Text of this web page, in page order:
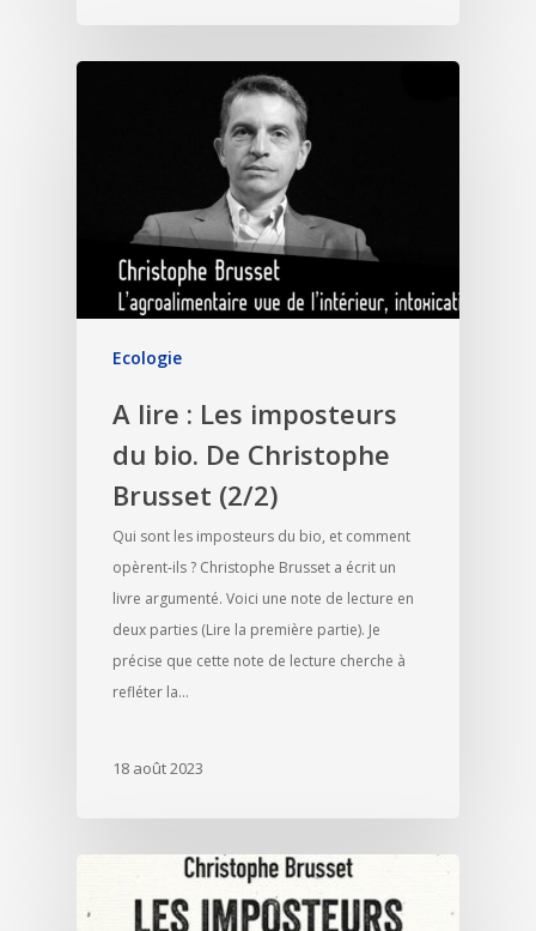
Ecologie
A lire : Les imposteurs
du bio. De Christophe
Brusset (2/2)
Qui sont les imposteurs du bio, et comment
opèrent-ils ? Christophe Brusset a écrit un
livre argumenté. Voici une note de lecture en
deux parties (Lire la première partie). Je
précise que cette note de lecture cherche à
refléter la…
18 août 2023